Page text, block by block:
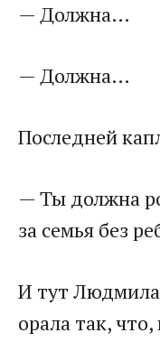
— Должна…
— Должна…
Последней
— Ты должна
за семья без
И тут
орала так,